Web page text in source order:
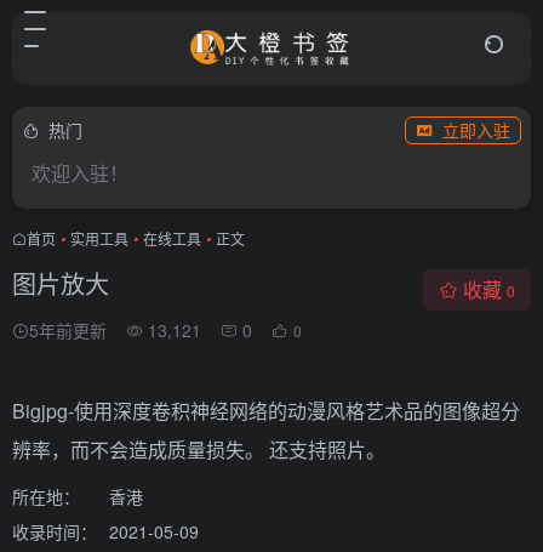
热门 立即入驻
欢迎入驻！
首页 • 实用工具 • 在线工具 • 正文
图片放大
5年前更新 13,121 0 0
收藏 0
Bigjpg-使用深度卷积神经网络的动漫风格艺术品的图像超分
辨率，而不会造成质量损失。 还支持照片。
所在地：
香港
收录时间：
2021-05-09